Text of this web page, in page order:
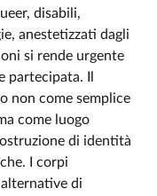
disabili,
anestetizzati dagli
si rende urgente
partecipata. Il
non come semplice
come luogo
di identità
I corpi
di